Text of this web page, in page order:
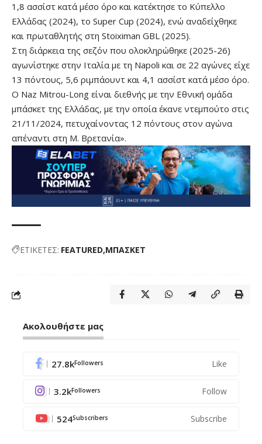
1,8 ασσίστ κατά μέσο όρο και κατέκτησε το Κύπελλο
Ελλάδας (2024), το Super Cup (2024), ενώ αναδείχθηκε
και πρωταθλητής στη Stoiximan GBL (2025).
Στη διάρκεια της σεζόν που ολοκληρώθηκε (2025-26)
αγωνίστηκε στην Ιταλία με τη Νapoli και σε 22 αγώνες είχε
13 πόντους, 5,6 ριμπάουντ και 4,1 ασσίστ κατά μέσο όρο.
Ο Naz Mitrou-Long είναι διεθνής με την Εθνική ομάδα
μπάσκετ της Ελλάδας, με την οποία έκανε ντεμπούτο στις
21/11/2024, πετυχαίνοντας 12 πόντους στον αγώνα
απέναντι στη Μ. Βρετανία».
ΕΤΙΚΕΤΕΣ: FEATURED ΜΠΑΣΚΕΤ
Ακολουθήστε μας
27.8kFollowers Like
3.2kFollowers Follow
524Subscribers Subscribe